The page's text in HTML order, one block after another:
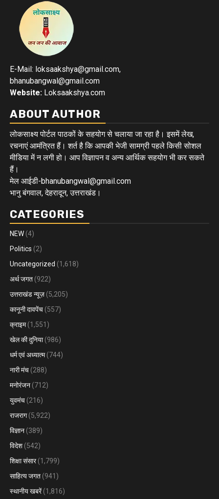
E-Mail: loksaakshya@gmail.com,
bhanubangwal@gmail.com
Website: Loksaakshya.com
ABOUT AUTHOR
लोकसाक्ष्य पोर्टल पाठकों के सहयोग से चलाया जा रहा है। इसमें लेख,
रचनाएं आमंत्रित हैं। शर्त है कि आपकी भेजी सामग्री पहले किसी सोशल
मीडिया में न लगी हो। आप विज्ञापन व अन्य आर्थिक सहयोग भी कर सकते
हैं।
मेल आईडी-bhanubangwal@gmail.com
भानु बंगवाल, देहरादून, उत्तराखंड।
CATEGORIES
NEW (4)
Politics (2)
Uncategorized (1,618)
अर्थ जगत (922)
उत्तराखंड न्यूज़ (5,205)
कानूनी दावपेंच (557)
क्राइम(1,551)
खेल की दुनिया(986)
धर्म एवं अध्यात्म(744)
नारी मंच (288)
मनोरंजन (712)
युवमंच (216)
राजराग(5,922)
विज्ञान (389)
विदेश (542)
शिक्षा संसार(1,799)
साहित्य जगत (941)
स्थानीय खबरें(1,816)